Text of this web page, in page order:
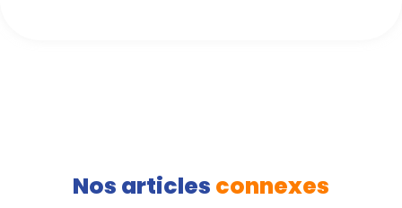
Nos articles connexes